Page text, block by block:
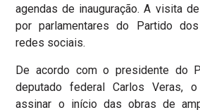
agendas de inauguração. A visita
por parlamentares do Partido dos
redes sociais.
De acordo com o presidente do
deputado federal Carlos Veras,
assinar o início das obras de